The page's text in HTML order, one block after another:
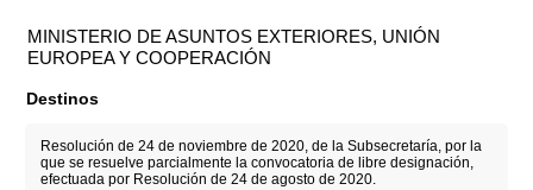
MINISTERIO DE ASUNTOS EXTERIORES, UNIÓN
EUROPEA Y COOPERACIÓN
Destinos
Resolución de 24 de noviembre de 2020, de la Subsecretaría, por la
que se resuelve parcialmente la convocatoria de libre designación,
efectuada por Resolución de 24 de agosto de 2020.